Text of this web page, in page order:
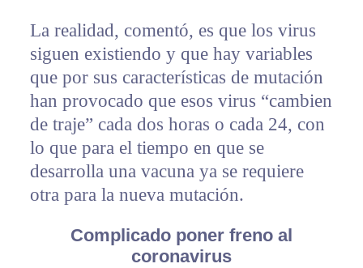
La realidad, comentó, es que los virus
siguen existiendo y que hay variables
que por sus características de mutación
han provocado que esos virus “cambien
de traje” cada dos horas o cada 24, con
lo que para el tiempo en que se
desarrolla una vacuna ya se requiere
otra para la nueva mutación.
Complicado poner freno al
coronavirus